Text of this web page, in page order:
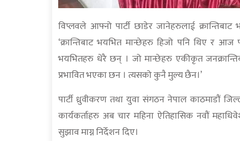
विप्लवले आफ्नो पार्टी छाडेर जानेहरुलाई
‘क्रान्तिबाट भयभित मान्छेहरु हिजो पनि थिए र
भयभितहरु धेरै छन् । जो मान्छेहरु एकीकृत
प्रभावित भएका छन । त्यसको कुनै मुल्य छैन।’
पार्टी ध्रुवीकरण तथा युवा संगठन नेपाल काठमाडौं
कार्यकर्ताहरु अब चार महिना ऐतिहासिक नवौं
सुझाव माग्न निर्देशन दिए।